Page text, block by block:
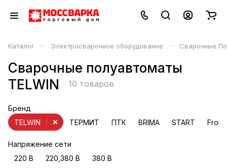
Каталог – Электросварочное оборудование – Сварочные
Сварочные полуавтоматы
TELWIN
10 товаров
Бренд
ТЕРМИТ
ПТК BRIMA START
TELWIN
Напряжение сети
220 В
220,380 В 380 В